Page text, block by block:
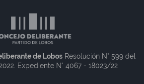
de Lobos Resolución N° 599 del
Expediente N° 4067 - 18023/22